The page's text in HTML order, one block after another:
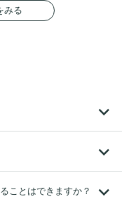
みる
ことはできますか？